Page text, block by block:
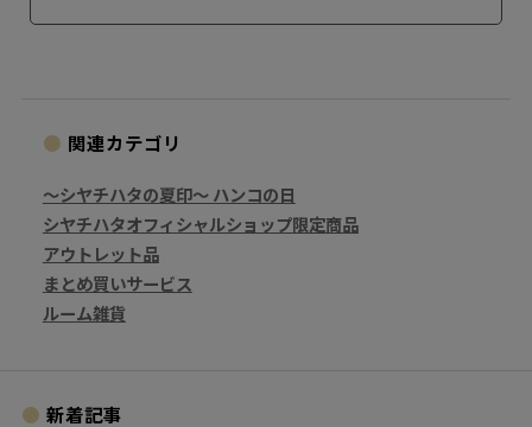
関連カテゴリ
～シヤチハタの夏印～ ハンコの日
シヤチハタオフィシャルショップ限定商品
アウトレット品
まとめ買いサービス
ルーム雑貨
新着記事